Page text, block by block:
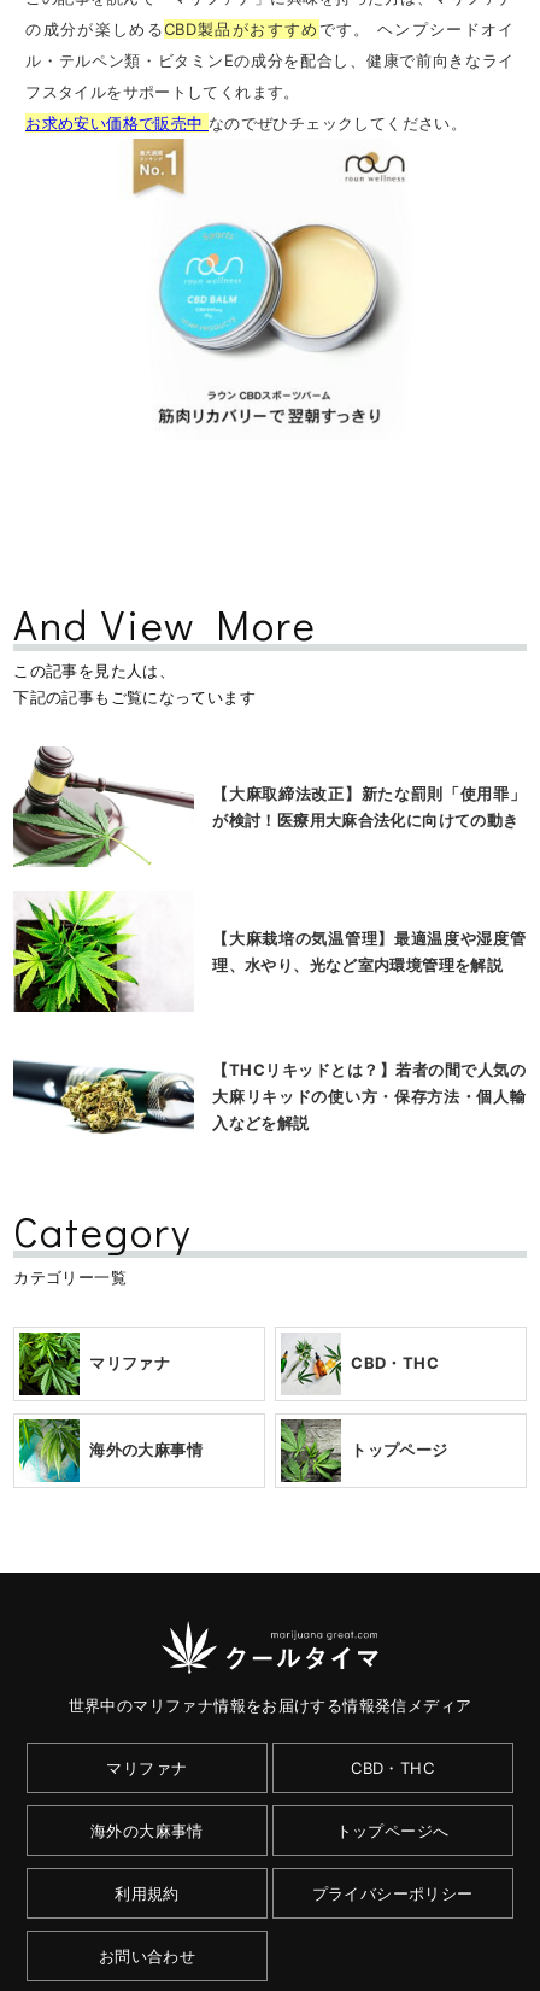
の成分が楽しめるCBD製品がおすすめです。 ヘンプシードオイ
ル・テルペン類・ビタミンEの成分を配合し、健康で前向きなライ
フスタイルをサポートしてくれます。
お求め安い価格で販売中 なのでぜひチェックしてください。
And View More
この記事を見た人は、
下記の記事もご覧になっています
【大麻取締法改正】新たな罰則「使用罪」
が検討！医療用大麻合法化に向けての動き
【大麻栽培の気温管理】最適温度や湿度管
理、水やり、光など室内環境管理を解説
【THCリキッドとは？】若者の間で人気の
大麻リキッドの使い方・保存方法・個人輸
入などを解説
Category
カテゴリー一覧
マリファナ CBD・THC
海外の大麻事情 トップページ
世界中のマリファナ情報をお届けする情報発信メディア
マリファナ CBD・THC
海外の大麻事情 トップページへ
利用規約 プライバシーポリシー
お問い合わせ